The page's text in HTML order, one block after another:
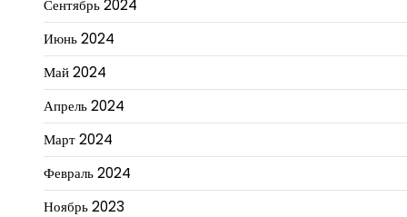
Сентябрь 2024
Июнь 2024
Май 2024
Апрель 2024
Март 2024
Февраль 2024
Ноябрь 2023